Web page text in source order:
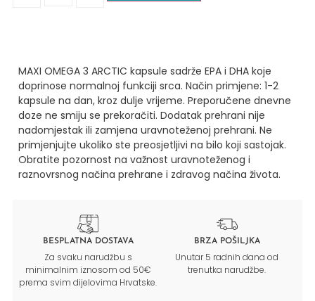
MAXI OMEGA 3 ARCTIC kapsule sadrže EPA i DHA koje
doprinose normalnoj funkciji srca. Način primjene: 1-2
kapsule na dan, kroz dulje vrijeme. Preporučene dnevne
doze ne smiju se prekoračiti. Dodatak prehrani nije
nadomjestak ili zamjena uravnoteženoj prehrani. Ne
primjenjujte ukoliko ste preosjetljivi na bilo koji sastojak.
Obratite pozornost na važnost uravnoteženog i
raznovrsnog načina prehrane i zdravog načina života.
BESPLATNA DOSTAVA
Za svaku narudžbu s
minimalnim iznosom od 50€
prema svim dijelovima Hrvatske.
BRZA POŠILJKA
Unutar 5 radnih dana od
trenutka narudžbe.